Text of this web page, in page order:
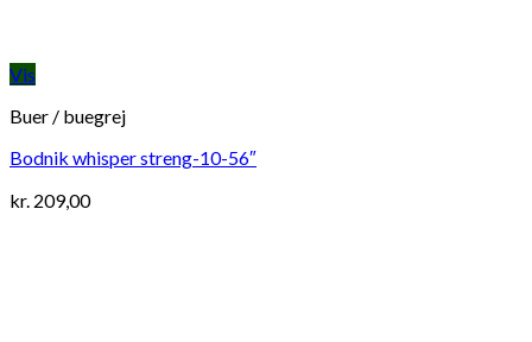
Vis
Buer / buegrej
Bodnik whisper streng-10-56″
kr. 209,00